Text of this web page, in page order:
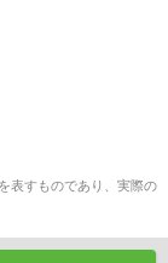
表すものであり、実際の